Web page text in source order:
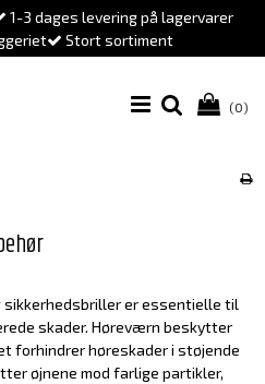
1-3 dages levering på lagervarer
Stort sortiment
(0)
er essentielle til
skader. Høreværn beskytter
forhindrer høreskader i støjende
øjnene mod farlige partikler,